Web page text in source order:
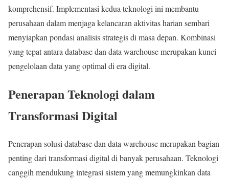
komprehensif. Implementasi kedua teknologi ini membantu
perusahaan dalam menjaga kelancaran aktivitas harian sembari
menyiapkan pondasi analisis strategis di masa depan. Kombinasi
yang tepat antara database dan data warehouse merupakan kunci
pengelolaan data yang optimal di era digital.
Penerapan Teknologi dalam
Transformasi Digital
Penerapan solusi database dan data warehouse merupakan bagian
penting dari transformasi digital di banyak perusahaan. Teknologi
canggih mendukung integrasi sistem yang memungkinkan data